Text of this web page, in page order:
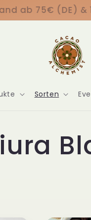
ab 75€ (DE)
Sorten